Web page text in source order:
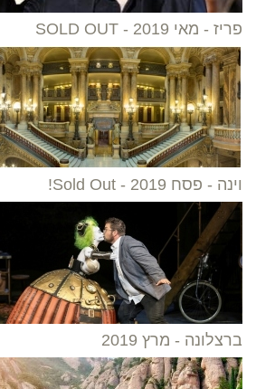
פריז - מאי 2019 - SOLD OUT
וינה - פסח 2019 - Sold Out!
ברצלונה - מרץ 2019